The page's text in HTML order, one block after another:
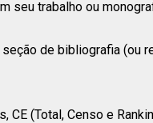
seu trabalho ou
de bibliografia
CE (Total, Censo e